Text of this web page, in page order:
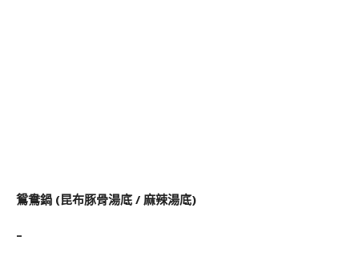
鴛鴦鍋 (昆布豚骨湯底 / 麻辣湯底)
–